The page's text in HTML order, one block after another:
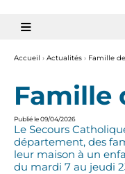

Accueil › Actualités › Famille
Famille
Publié le 09/04/2026
Le Secours
département, des
leur maison à un
du mardi 7 au jeudi